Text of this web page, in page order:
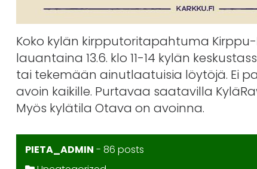
Koko kylän kirpputoritapahtuma
lauantaina 13.6. klo 11-14 kylän
tai tekemään ainutlaatuisia löytöjä. Ei
avoin kaikille. Purtavaa saatavilla
Myös kylätila Otava on avoinna.
PIETA_ADMIN - 86 posts